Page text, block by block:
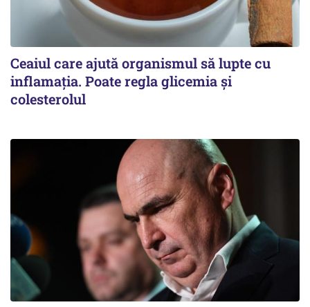
Ceaiul care ajută organismul să lupte cu
inflamația. Poate regla glicemia și
colesterolul